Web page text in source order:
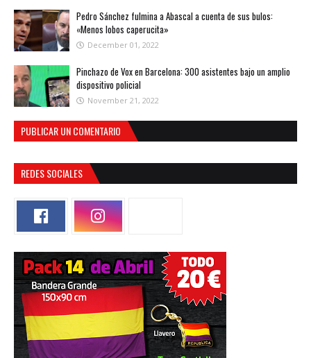
Pedro Sánchez fulmina a Abascal a cuenta de sus bulos:
«Menos lobos caperucita»
December 01, 2022
Pinchazo de Vox en Barcelona: 300 asistentes bajo un amplio
dispositivo policial
November 21, 2022
PUBLICAR UN COMENTARIO
REDES SOCIALES